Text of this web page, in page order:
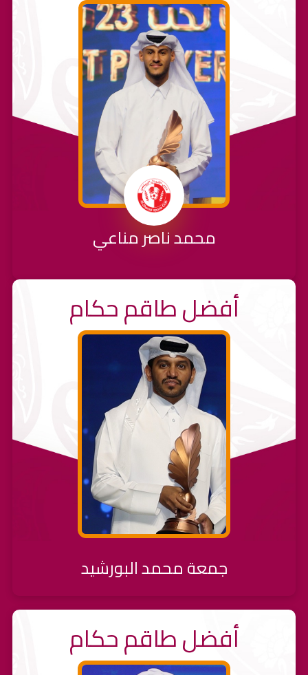
محمد ناصر مناعي
أفضل طاقم حكام
جمعة محمد البورشيد
أفضل طاقم حكام